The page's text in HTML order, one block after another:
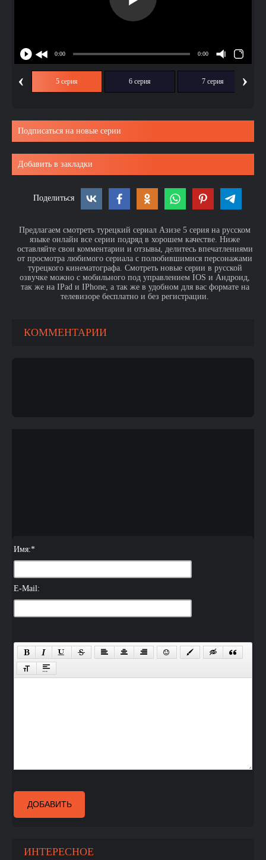
‹ 5 серия 6 серия 7 серия ›
Подписаться на новые серии
Добавить в закладки
Поделиться
Предлагаем смотреть турецкий сериал Азизе 5 серия на русском
языке онлайн все серии подряд в хорошем качестве. Ниже
оставляйте свои комментарии и отзывы, делитесь впечатлениями
от просмотра любимого сериала с полюбившимися персонажами
турецкого кинематографа. Смотреть новые серии в русской
озвучке можно с мобильного под управлением IOS и Андроид,
так же на IPad и IPhone, а так же в удобном для вас формате на
телевизоре бесплатно и без регистрации.
КОММЕНТАРИИ
Имя:*
E-Mail:
ДОБАВИТЬ
ИНТЕРЕСНОЕ